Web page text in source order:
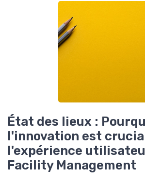
État des lieux :
l'innovation est
l'expérience
Facility Management